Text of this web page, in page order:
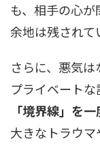
も、相手の心
余地は残されて
さらに、悪気
プライベートな
「境界線」を
大きなトラウ